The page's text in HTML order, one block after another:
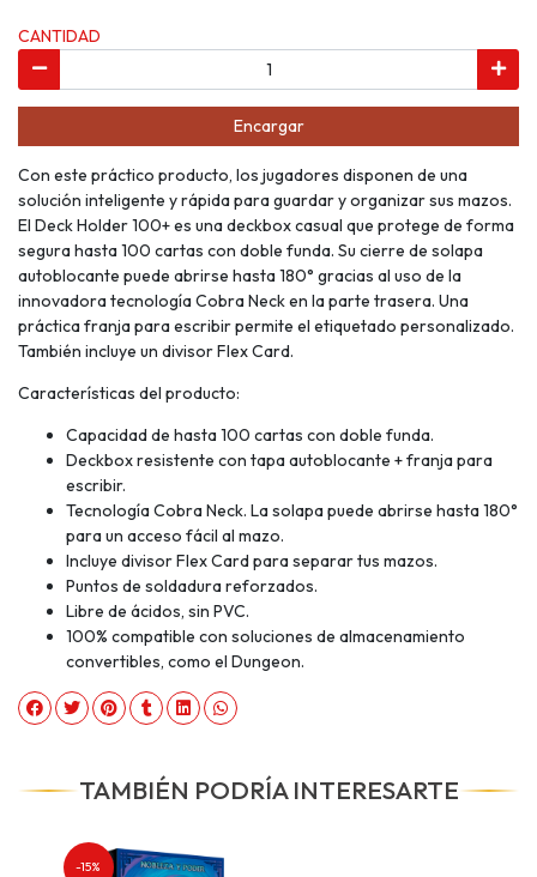
CANTIDAD
Encargar
Con este práctico producto, los jugadores disponen de una
solución inteligente y rápida para guardar y organizar sus mazos.
El Deck Holder 100+ es una deckbox casual que protege de forma
segura hasta 100 cartas con doble funda. Su cierre de solapa
autoblocante puede abrirse hasta 180° gracias al uso de la
innovadora tecnología Cobra Neck en la parte trasera. Una
práctica franja para escribir permite el etiquetado personalizado.
También incluye un divisor Flex Card.
Características del producto:
Capacidad de hasta 100 cartas con doble funda.
Deckbox resistente con tapa autoblocante + franja para
escribir.
Tecnología Cobra Neck. La solapa puede abrirse hasta 180°
para un acceso fácil al mazo.
Incluye divisor Flex Card para separar tus mazos.
Puntos de soldadura reforzados.
Libre de ácidos, sin PVC.
100% compatible con soluciones de almacenamiento
convertibles, como el Dungeon.
TAMBIÉN PODRÍA INTERESARTE
-15%